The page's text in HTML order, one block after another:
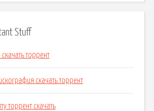
Stuff
торрент
скачать торрент
торрент скачать